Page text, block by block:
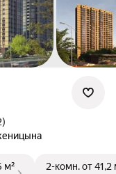
м²
2-комн.от 41,2